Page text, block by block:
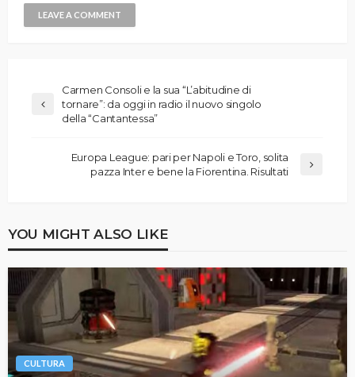
Carmen Consoli e la sua “L’abitudine di
tornare”: da oggi in radio il nuovo singolo
della “Cantantessa”
Europa League: pari per Napoli e Toro, solita
pazza Inter e bene la Fiorentina. Risultati
YOU MIGHT ALSO LIKE
CULTURA